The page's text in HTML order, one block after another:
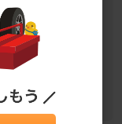
取付・交換